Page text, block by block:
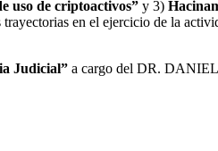
uso de criptoactivos” y 3)
en el ejercicio de la
Judicial” a cargo del DR.